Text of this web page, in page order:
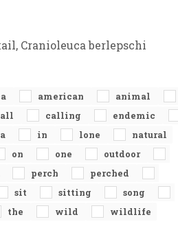
Cranioleuca berlepschi
american
animal
calling
endemic
in lone
natural
on one
outdoor
perch
perched
sit sitting
song
the wild wildlife